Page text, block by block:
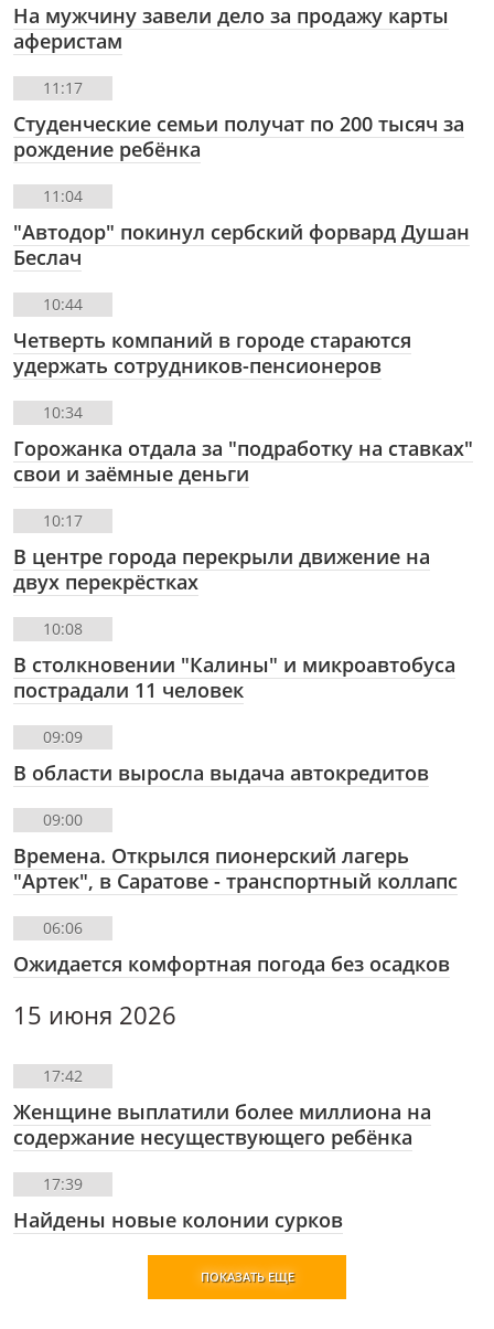
На мужчину завели дело за продажу карты
аферистам
11:17
Студенческие семьи получат по 200 тысяч за
рождение ребёнка
11:04
"Автодор" покинул сербский форвард Душан
Беслач
10:44
Четверть компаний в городе стараются
удержать сотрудников-пенсионеров
10:34
Горожанка отдала за "подработку на ставках"
свои и заёмные деньги
10:17
В центре города перекрыли движение на
двух перекрёстках
10:08
В столкновении "Калины" и микроавтобуса
пострадали 11 человек
09:09
В области выросла выдача автокредитов
09:00
Времена. Открылся пионерский лагерь
"Артек", в Саратове - транспортный коллапс
06:06
Ожидается комфортная погода без осадков
15 июня 2026
17:42
Женщине выплатили более миллиона на
содержание несуществующего ребёнка
17:39
Найдены новые колонии сурков
ПОКАЗАТЬ ЕЩЕ